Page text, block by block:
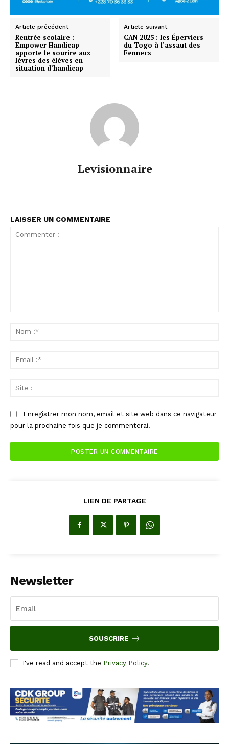
Article précédent
Rentrée scolaire :
Empower Handicap
apporte le sourire aux
lèvres des élèves en
situation d’handicap
Article suivant
CAN 2025 : les Éperviers
du Togo à l’assaut des
Fennecs
Levisionnaire
LAISSER UN COMMENTAIRE
Enregistrer mon nom, email et site web dans ce navigateur
pour la prochaine fois que je commenterai.
LIEN DE PARTAGE
Newsletter
SOUSCRIRE
I've read and accept the Privacy Policy.